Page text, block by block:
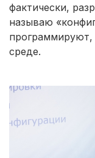
фактически,
называю
программируют,
среде.